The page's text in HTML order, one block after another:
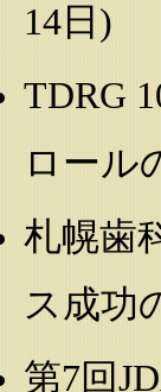
14日)
TDRG
ロール
札幌歯
ス成功
第7回